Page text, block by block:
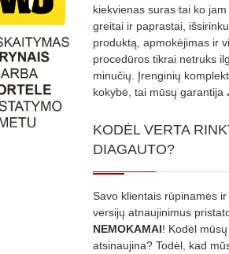
kiekvienas suras tai ko
greitai ir paprastai,
produktą, apmokėjimas ir
procedūros tikrai netruks
minučių. Įrenginių
kokybė, tai mūsų garantija
KODĖL VERTA
DIAGAUTO?
Savo klientais rūpinamės
versijų atnaujinimus
NEMOKAMAI! Kodėl
atsinaujina? Todėl, kad